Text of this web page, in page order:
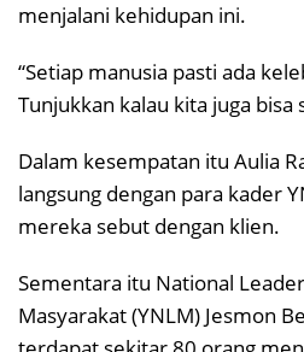
menjalani kehidupan ini.
“Setiap manusia pasti ada
Tunjukkan kalau kita juga bisa
Dalam kesempatan itu Aulia
langsung dengan para kader
mereka sebut dengan klien.
Sementara itu National
Masyarakat (YNLM) Jesmon